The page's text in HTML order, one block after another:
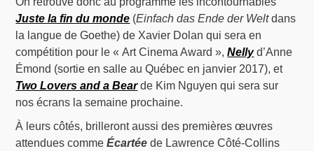
Juste la fin du monde (Einfach das Ende der Weltdans
la langue de Goethe) de Xavier Dolan qui sera en
compétition pour le « Art Cinema Award »,Nellyd’Anne
Émond (sortie en salle au Québec en janvier 2017), et
Two Lovers and a Bearde Kim Nguyen qui sera sur
nos écrans la semaine prochaine.
À leurs côtés, brilleront aussi des premières œuvres
attendues commeÉcartée de Lawrence Côté-Collins